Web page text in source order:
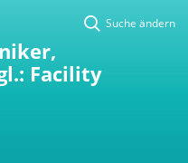
Suche ändern
Facility